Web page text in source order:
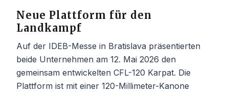
Neue Plattform für den
Landkampf
Auf der IDEB-Messe in Bratislava präsentierten
beide Unternehmen am 12. Mai 2026 den
gemeinsam entwickelten CFL-120 Karpat. Die
Plattform ist mit einer 120-Millimeter-Kanone